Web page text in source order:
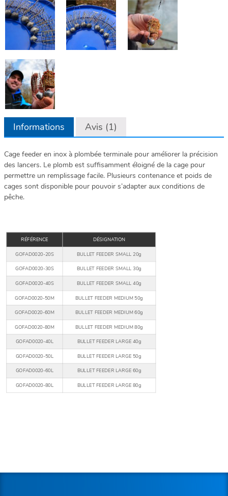
Informations Avis (1)
Cage feeder en inox à plombée terminale pour améliorer la précision
des lancers. Le plomb est suffisamment éloigné de la cage pour
permettre un remplissage facile. Plusieurs contenance et poids de
cages sont disponible pour pouvoir s’adapter aux conditions de
pêche.
RÉFÉRENCE DÉSIGNATION
GOFAD0020-20S BULLET FEEDER SMALL 20g
GOFAD0020-30S BULLET FEEDER SMALL 30g
GOFAD0020-40S BULLET FEEDER SMALL 40g
GOFAD0020-50M BULLET FEEDER MEDIUM 50g
GOFAD0020-60M BULLET FEEDER MEDIUM 60g
GOFAD0020-80M BULLET FEEDER MEDIUM 80g
GOFAD0020-40L BULLET FEEDER LARGE 40g
GOFAD0020-50L BULLET FEEDER LARGE 50g
GOFAD0020-60L BULLET FEEDER LARGE 60g
GOFAD0020-80L BULLET FEEDER LARGE 80g